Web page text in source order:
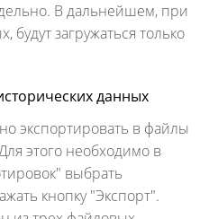
В дальнейшем, при
будут загружаться только
данных
экспортировать в файлы
этого необходимо в
выбрать
кнопку "Экспорт".